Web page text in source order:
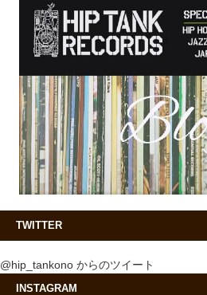
TWITTER
@hip_tankono からのツイート
INSTAGRAM